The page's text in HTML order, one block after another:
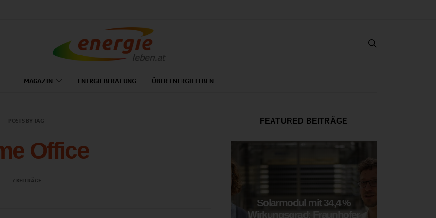
MAGAZIN ENERGIEBERATUNG ÜBER ENERGIELEBEN
POSTS BY TAG
Office
7 BEITRÄGE
FEATURED BEITRÄGE
Solarmodul mit 34,4 %
Wirkungsgrad: Fraunhofer